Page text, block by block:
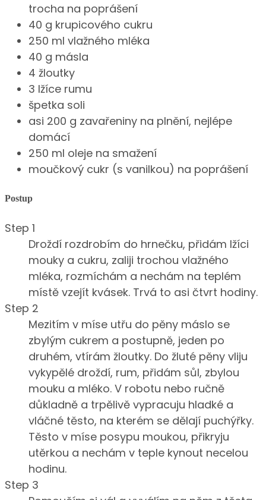
trocha na poprášení
40 g krupicového cukru
250 ml vlažného mléka
40 g másla
4 žloutky
3 lžíce rumu
špetka soli
asi 200 g zavařeniny na plnění, nejlépe
domácí
250 ml oleje na smažení
moučkový cukr (s vanilkou) na poprášení
Postup
Step 1
Droždí rozdrobím do hrnečku, přidám lžíci
mouky a cukru, zaliji trochou vlažného
mléka, rozmíchám a nechám na teplém
místě vzejít kvásek. Trvá to asi čtvrt hodiny.
Step 2
Mezitím v míse utřu do pěny máslo se
zbylým cukrem a postupně, jeden po
druhém, vtírám žloutky. Do žluté pěny vliju
vykypělé droždí, rum, přidám sůl, zbylou
mouku a mléko. V robotu nebo ručně
důkladně a trpělivě vypracuju hladké a
vláčné těsto, na kterém se dělají puchýřky.
Těsto v míse posypu moukou, přikryju
utěrkou a nechám v teple kynout necelou
hodinu.
Step 3